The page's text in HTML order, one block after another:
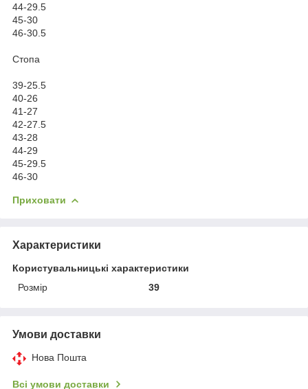
44-29.5
45-30
46-30.5
Стопа
39-25.5
40-26
41-27
42-27.5
43-28
44-29
45-29.5
46-30
Приховати
Характеристики
Користувальницькі характеристики
Розмір
39
Умови доставки
Нова Пошта
Всі умови доставки